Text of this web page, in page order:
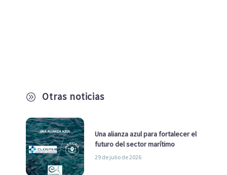
A Otras noticias
Una alianza azul para fortalecer el
futuro del sector marítimo
29 de julio de 2026